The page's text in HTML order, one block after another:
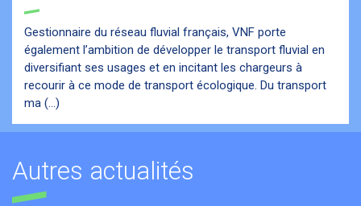
Gestionnaire du réseau fluvial français, VNF porte
également l’ambition de développer le transport fluvial en
diversifiant ses usages et en incitant les chargeurs à
recourir à ce mode de transport écologique. Du transport
ma (...)
Autres actualités